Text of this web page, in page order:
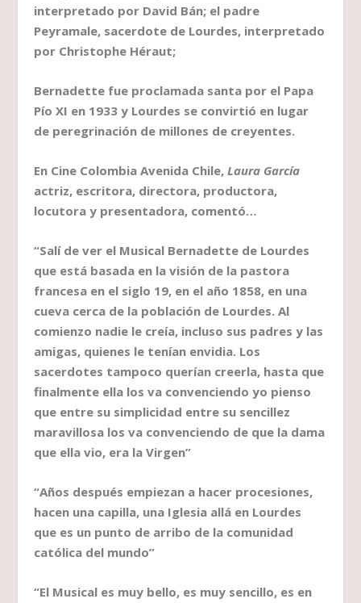
interpretado por David Bán; el padre
Peyramale, sacerdote de Lourdes, interpretado
por Christophe Héraut;
Bernadette fue proclamada santa por el Papa
Pío XI en 1933 y Lourdes se convirtió en lugar
de peregrinación de millones de creyentes.
En Cine Colombia Avenida Chile, Laura García
actriz, escritora, directora, productora,
locutora y presentadora, comentó…
“Salí de ver el Musical Bernadette de Lourdes
que está basada en la visión de la pastora
francesa en el siglo 19, en el año 1858, en una
cueva cerca de la población de Lourdes. Al
comienzo nadie le creía, incluso sus padres y las
amigas, quienes le tenían envidia. Los
sacerdotes tampoco querían creerla, hasta que
finalmente ella los va convenciendo yo pienso
que entre su simplicidad entre su sencillez
maravillosa los va convenciendo de que la dama
que ella vio, era la Virgen”
“Años después empiezan a hacer procesiones,
hacen una capilla, una Iglesia allá en Lourdes
que es un punto de arribo de la comunidad
católica del mundo”
“El Musical es muy bello, es muy sencillo, es en